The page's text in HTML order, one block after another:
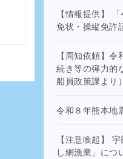
【情報提供】
免状・操縦免許
【周知依頼】
続き等の弾力的
船員政策課より）
令和８年熊本地
【注意喚起】
し網漁業」につ